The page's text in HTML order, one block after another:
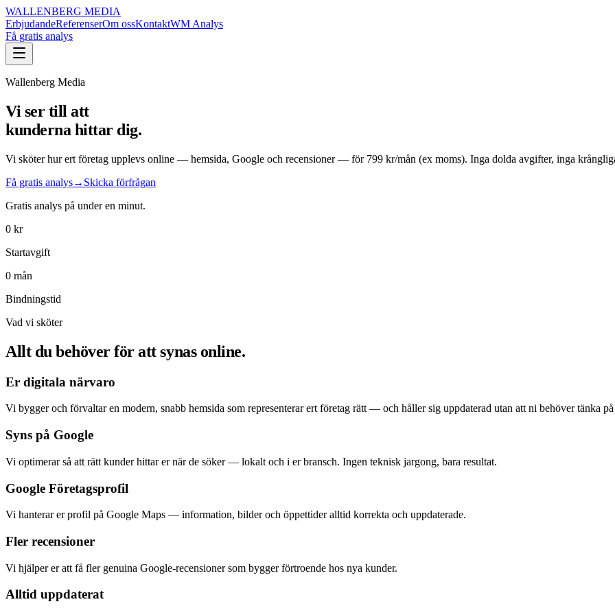
WALLENBERG MEDIA
ErbjudandeReferenserOm ossKontaktWM Analys
Få gratis analys
Wallenberg Media
Vi ser till att
kunderna hittar dig.
Vi sköter hur ert företag upplevs online — hemsida, Google och recensioner — för 799 kr/mån (ex moms). Inga dolda avgifter, inga
Få gratis analys→ Skicka förfrågan
Gratis analys på under en minut.
0 kr
Startavgift
0 mån
Bindningstid
Vad vi sköter
Allt du behöver för att synas online.
Er digitala närvaro
Vi bygger och förvaltar en modern, snabb hemsida som representerar ert företag rätt — och håller sig uppdaterad utan att ni behöver tänka
Syns på Google
Vi optimerar så att rätt kunder hittar er när de söker — lokalt och i er bransch. Ingen teknisk jargong, bara resultat.
Google Företagsprofil
Vi hanterar er profil på Google Maps — information, bilder och öppettider alltid korrekta och uppdaterade.
Fler recensioner
Vi hjälper er att få fler genuina Google-recensioner som bygger förtroende hos nya kunder.
Alltid uppdaterat